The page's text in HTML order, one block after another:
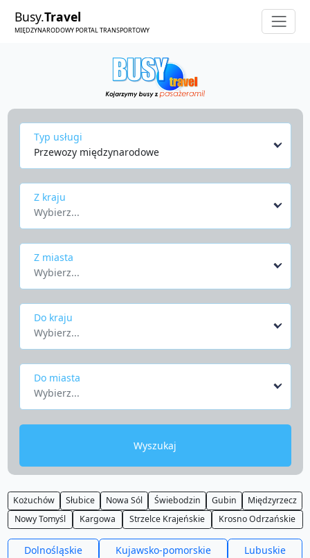
Busy.Travel
MIĘDZYNARODOWY PORTAL TRANSPORTOWY
Typ usługi
Przewozy międzynarodowe
Z kraju
Wybierz...
Z miasta
Wybierz...
Do kraju
Wybierz...
Do miasta
Wybierz...
Wyszukaj
Kożuchów Słubice Nowa Sól Świebodzin Gubin
Międzyrzecz
Nowy Tomyśl
Kargowa Strzelce Krajeńskie Krosno Odrzańskie
Dolnośląskie Kujawsko-pomorskie
Lubuskie